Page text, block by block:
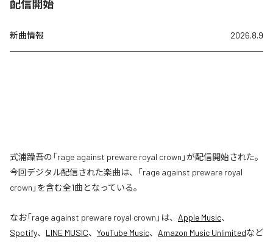
配信開始
新曲情報 2026.8.9
式浦躁吾の「rage against preware royal crown」が配信開始された。
今回デジタル配信された楽曲は、「rage against preware royal
crown」を含む全1曲となっている。
なお「rage against preware royal crown 」は、 Apple Music、
Spotify、 LINE MUSIC、 YouTube Music、 Amazon Music Unlimitedなど